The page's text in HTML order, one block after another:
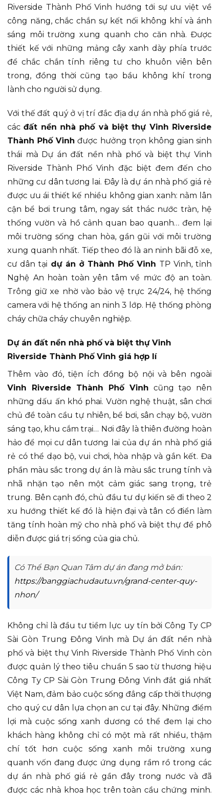
Riverside Thành Phố Vinh hướng tới sự ưu việt về
công năng, chắc chắn sự kết nối không khí và ánh
sáng môi trường xung quanh cho căn nhà. Được
thiết kế với những mảng cây xanh dày phía trước
để chắc chắn tính riêng tư cho khuôn viên bên
trong, đồng thời cũng tạo bầu không khí trong
lành cho người sử dụng.
Với thế đất quý ở vị trí đắc địa dự án nhà phố giá rẻ,
cácđất nền nhà phố và biệt thự Vinh Riverside
Thành Phố Vinh được hưởng trọn không gian sinh
thái mà Dự án đất nền nhà phố và biệt thự Vinh
Riverside Thành Phố Vinh đặc biệt đem đến cho
những cư dân tương lai. Đây là dự án nhà phố giá rẻ
được ưu ái thiết kế nhiều không gian xanh: nằm lân
cận bể bơi trung tâm, ngay sát thác nước tràn, hệ
thống vườn và hồ cảnh quan bao quanh… đem lại
môi trường sống chan hòa, gần gũi với môi trường
xung quanh nhất. Tiếp theo đó là an ninh bãi đỗ xe,
cư dân tại dự án ở Thành Phố Vinh TP Vinh, tỉnh
Nghệ An hoàn toàn yên tâm về mức độ an toàn.
Trông giữ xe nhờ vào bảo vệ trực 24/24, hệ thống
camera với hệ thống an ninh 3 lớp. Hệ thống phòng
cháy chữa cháy chuyên nghiệp.
Dự án đất nền nhà phố và biệt thự Vinh
Riverside Thành Phố Vinh giá hợp lí
Thêm vào đó, tiện ích đồng bộ nội và bên ngoài
Vinh Riverside Thành Phố Vinh cũng tạo nên
những dấu ấn khó phai. Vườn nghệ thuật, sân chơi
chủ đề toàn cầu tự nhiên, bể bơi, sân chạy bộ, vườn
sáng tạo, khu cắm trại… Nơi đây là thiên đường hoàn
hảo để mọi cư dân tương lai của dự án nhà phố giá
rẻ có thể dạo bộ, vui chơi, hòa nhập và gắn kết. Đa
phần màu sắc trong dự án là màu sắc trung tính và
nhã nhặn tạo nên một cảm giác sang trọng, trẻ
trung. Bên cạnh đó, chủ đầu tư dự kiến sẽ đi theo 2
xu hướng thiết kế đó là hiện đại và tân cổ điển làm
tăng tính hoàn mỹ cho nhà phố và biệt thự để phô
diễn được giá trị sống của gia chủ.
Có Thể Bạn Quan Tâm dự án đang mở bán:
https://banggiachudautu.vn/grand-center-quy-
nhon/
Không chỉ là đầu tư tiềm lực uy tín bởi Công Ty CP
Sài Gòn Trung Đông Vinh mà Dự án đất nền nhà
phố và biệt thự Vinh Riverside Thành Phố Vinh còn
được quản lý theo tiêu chuẩn 5 sao từ thương hiệu
Công Ty CP Sài Gòn Trung Đông Vinh đắt giá nhất
Việt Nam, đảm bảo cuộc sống đẳng cấp thời thượng
cho quý cư dân lựa chọn an cư tại đây. Những điểm
lợi mà cuộc sống xanh dương có thể đem lại cho
khách hàng không chỉ có một mà rất nhiều, thậm
chí tốt hơn cuộc sống xanh môi trường xung
quanh vốn đang được ứng dụng rầm rồ trong các
dự án nhà phố giá rẻ gần đây trong nước và đã
được các nhà khoa học trên toàn cầu chứng minh.